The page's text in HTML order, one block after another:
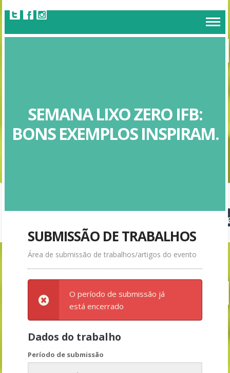
SEMANA LIXO ZERO IFB:
BONS EXEMPLOS INSPIRAM.
SUBMISSÃO DE TRABALHOS
Área de submissão de trabalhos/artigos do evento
O período de submissão já
está encerrado
Dados do trabalho
Período de submissão